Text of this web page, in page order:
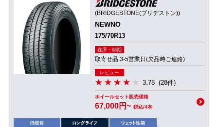
(BRIDGESTONE(ブリヂストン))
NEWNO
175/70R13
在庫・納期
取寄せ品 3-5営業日(欠品時ご連絡)
レビュー
3.78 (28件)
ホイールセット販売価格
67,000円~ 税込/4本